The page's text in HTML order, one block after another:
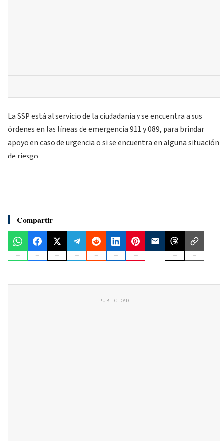
La SSP está al servicio de la ciudadanía y se encuentra a sus
órdenes en las líneas de emergencia 911 y 089, para brindar
apoyo en caso de urgencia o si se encuentra en alguna situación
de riesgo.
Compartir
PUBLICIDAD